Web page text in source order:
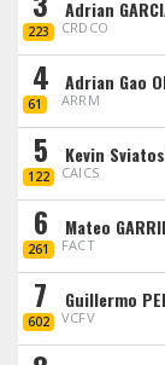
223
Adrian
CRDCO
4
61
Adrian Gao
ARRM
5
122
Kevin
CAICS
6
261
Mateo
FACT
7
602
Guillermo
VCFV